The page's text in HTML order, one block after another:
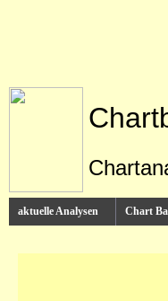
aktuelle Analysen Chart